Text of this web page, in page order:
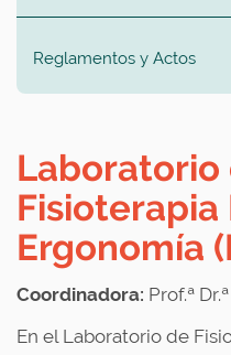
Reglamentos y Actos
Laboratorio
Fisioterapia
Ergonomía
Coordinadora: Prof.ª
En el Laboratorio de